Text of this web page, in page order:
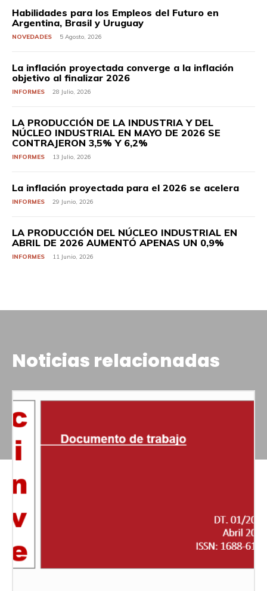
Habilidades para los Empleos del Futuro en
Argentina, Brasil y Uruguay
NOVEDADES 5 Agosto, 2026
La inflación proyectada converge a la inflación
objetivo al finalizar 2026
INFORMES 28 Julio, 2026
LA PRODUCCIÓN DE LA INDUSTRIA Y DEL
NÚCLEO INDUSTRIAL EN MAYO DE 2026 SE
CONTRAJERON 3,5% Y 6,2%
INFORMES 13 Julio, 2026
La inflación proyectada para el 2026 se acelera
INFORMES 29 Junio, 2026
LA PRODUCCIÓN DEL NÚCLEO INDUSTRIAL EN
ABRIL DE 2026 AUMENTÓ APENAS UN 0,9%
INFORMES 11 Junio, 2026
Noticias relacionadas